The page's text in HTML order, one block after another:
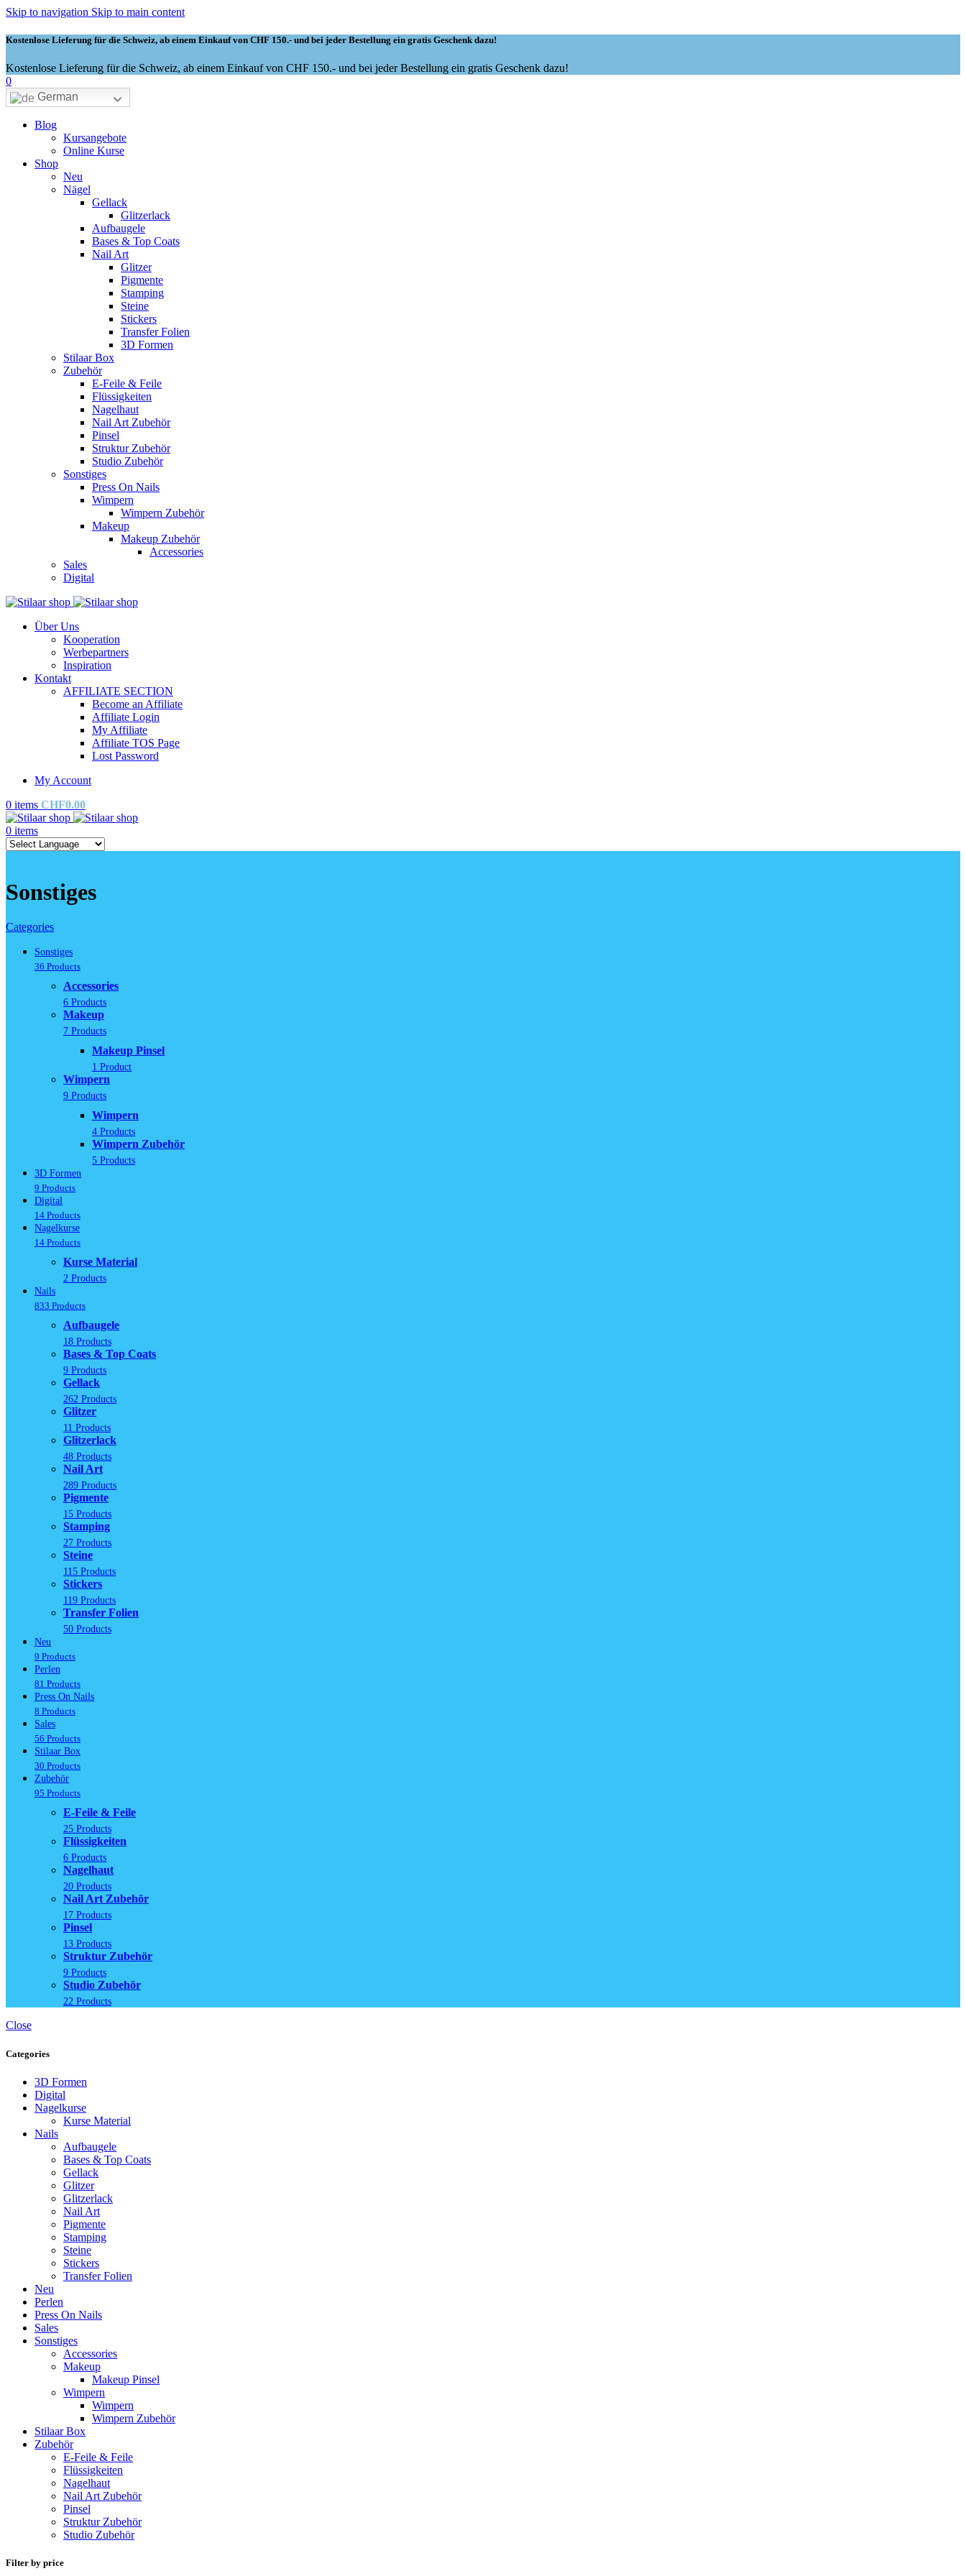
Skip to navigation Skip to main content
Kostenlose Lieferung für die Schweiz, ab einem Einkauf von CHF 150.- und bei jeder Bestellung ein gratis Geschenk dazu!
Kostenlose Lieferung für die Schweiz, ab einem Einkauf von CHF 150.- und bei jeder Bestellung ein gratis Geschenk dazu!
0
German
Blog
Kursangebote
Online Kurse
Shop
Neu
Nägel
Gellack
Glitzerlack
Aufbaugele
Bases & Top Coats
Nail Art
Glitzer
Pigmente
Stamping
Steine
Stickers
Transfer Folien
3D Formen
Stilaar Box
Zubehör
E-Feile & Feile
Flüssigkeiten
Nagelhaut
Nail Art Zubehör
Pinsel
Struktur Zubehör
Studio Zubehör
Sonstiges
Press On Nails
Wimpern
Wimpern Zubehör
Makeup
Makeup Zubehör
Accessories
Sales
Digital
Über Uns
Kooperation
Werbepartners
Inspiration
Kontakt
AFFILIATE SECTION
Become an Affiliate
Affiliate Login
My Affiliate
Affiliate TOS Page
Lost Password
My Account
0 items CHF0.00
0 items
Sonstiges
Categories
Sonstiges
36 Products
Accessories
6 Products
Makeup
7 Products
Makeup Pinsel
1 Product
Wimpern
9 Products
Wimpern
4 Products
Wimpern Zubehör
5 Products
3D Formen
9 Products
Digital
14 Products
Nagelkurse
14 Products
Kurse Material
2 Products
Nails
833 Products
Aufbaugele
18 Products
Bases & Top Coats
9 Products
Gellack
262 Products
Glitzer
11 Products
Glitzerlack
48 Products
Nail Art
289 Products
Pigmente
15 Products
Stamping
27 Products
Steine
115 Products
Stickers
119 Products
Transfer Folien
50 Products
Neu
9 Products
Perlen
81 Products
Press On Nails
8 Products
Sales
56 Products
Stilaar Box
30 Products
Zubehör
95 Products
E-Feile & Feile
25 Products
Flüssigkeiten
6 Products
Nagelhaut
20 Products
Nail Art Zubehör
17 Products
Pinsel
13 Products
Struktur Zubehör
9 Products
Studio Zubehör
22 Products
Close
Categories
3D Formen
Digital
Nagelkurse
Kurse Material
Nails
Aufbaugele
Bases & Top Coats
Gellack
Glitzer
Glitzerlack
Nail Art
Pigmente
Stamping
Steine
Stickers
Transfer Folien
Neu
Perlen
Press On Nails
Sales
Sonstiges
Accessories
Makeup
Makeup Pinsel
Wimpern
Wimpern
Wimpern Zubehör
Stilaar Box
Zubehör
E-Feile & Feile
Flüssigkeiten
Nagelhaut
Nail Art Zubehör
Pinsel
Struktur Zubehör
Studio Zubehör
Filter by price